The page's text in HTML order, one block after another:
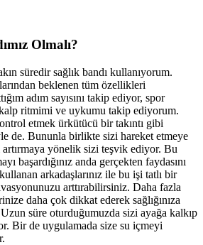
Olmalı?
süredir sağlık bandı kullanıyorum.
beklenen tüm özellikleri
adım sayısını takip ediyor, spor
ritmimi ve uykumu takip ediyorum.
etmek ürkütücü bir takıntı gibi
de. Bununla birlikte sizi hareket etmeye
yönelik sizi teşvik ediyor. Bu
başardığınız anda gerçekten faydasını
arkadaşlarınız ile bu işi tatlı bir
arttırabilirsiniz. Daha fazla
daha çok dikkat ederek sağlığınıza
süre oturduğumuzda sizi ayağa kalkıp
Bir de uygulamada size su içmeyi